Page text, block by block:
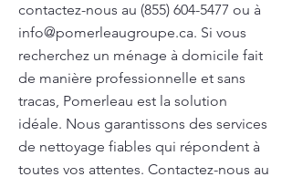
contactez-nous au (855) 604-5477 ou à
info@pomerleaugroupe.ca. Si vous
recherchez un ménage à domicile fait
de manière professionnelle et sans
tracas, Pomerleau est la solution
idéale. Nous garantissons des services
de nettoyage fiables qui répondent à
toutes vos attentes. Contactez-nous au